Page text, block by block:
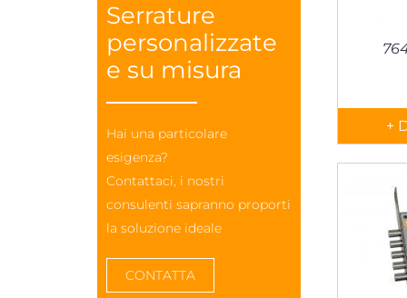
Serrature
personalizzate
e su misura
Hai una particolare
esigenza?
Contattaci, i nostri
consulenti sapranno proporti
la soluzione ideale
CONTATTA
+